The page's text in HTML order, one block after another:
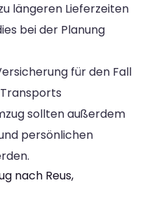
längeren Lieferzeiten
bei der Planung
für den Fall
sollten außerdem
persönlichen
nach Reus,